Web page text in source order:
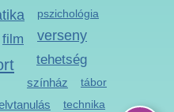
pszichológia
verseny
film
tehetség
színház
technika
tábor